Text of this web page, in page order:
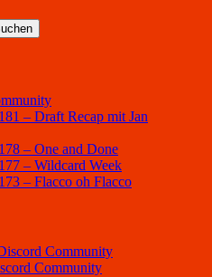
– Draft Recap mit Jan
– One and Done
– Wildcard Week
– Flacco oh Flacco
Community
Community